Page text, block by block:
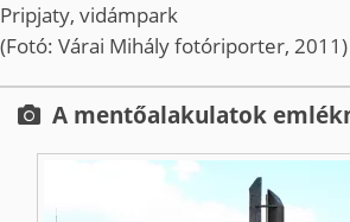
Pripjaty, vidámpark
(Fotó: Várai Mihály fotóriporter, 2011)
A mentőalakulatok